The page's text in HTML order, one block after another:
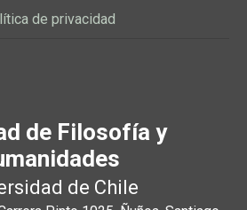
de privacidad
de Filosofía y
de Chile